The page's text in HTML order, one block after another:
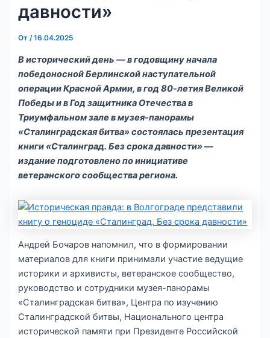
давности»
От/16.04.2025
В исторический день — в годовщину начала
победоносной Берлинской наступательной
операции Красной Армии, в год 80-летия Великой
Победы и в Год защитника Отечества в
Триумфальном зале в музея-панорамы
«Сталинградская битва» состоялась презентация
книги «Сталинград. Без срока давности» —
издание подготовлено по инициативе
ветеранского сообщества региона.
Андрей Бочаров напомнил, что в формировании
материалов для книги принимали участие ведущие
историки и архивисты, ветеранское сообщество,
руководство и сотрудники музея-панорамы
«Сталинградская битва», Центра по изучению
Сталинградской битвы, Национального центра
исторической памяти при Президенте Российской